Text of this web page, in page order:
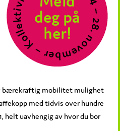
bærekraftig mobilitet mulighet
med tidvis over hundre
helt uavhengig av hvor du bor